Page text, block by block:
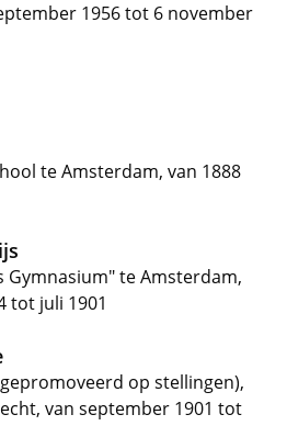
1956 tot 6 november
te Amsterdam, van 1888
Gymnasium" te Amsterdam,
tot juli 1901
op stellingen),
van september 1901 tot